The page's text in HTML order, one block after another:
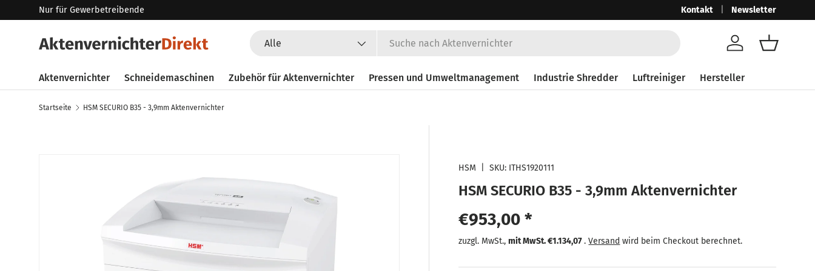
Direkt zum Inhalt
Nur für Gewerbetreibende Ab 250,-€ netto mit MwSt. 297,50
Kontakt Newsletter
Suchen
Alle
Konto
Aktenvernichter Schneidemaschinen Zubehör für Aktenvernichter Pressen und Umweltmanagement Industrie Shredder Luftreiniger Hersteller
Startseite HSM SECURIO B35 - 3,9mm Aktenvernichter
Zu Produktinformationen springen
HSM |SKU: ITHS1920111
HSM SECURIO B35 - 3,9mm Aktenvernichter
Normaler Preis
€953,00 *
zuzgl. MwSt.,Normaler Preis
mit MwSt.€1.134,07.Versand wird beim Checkout berechnet.